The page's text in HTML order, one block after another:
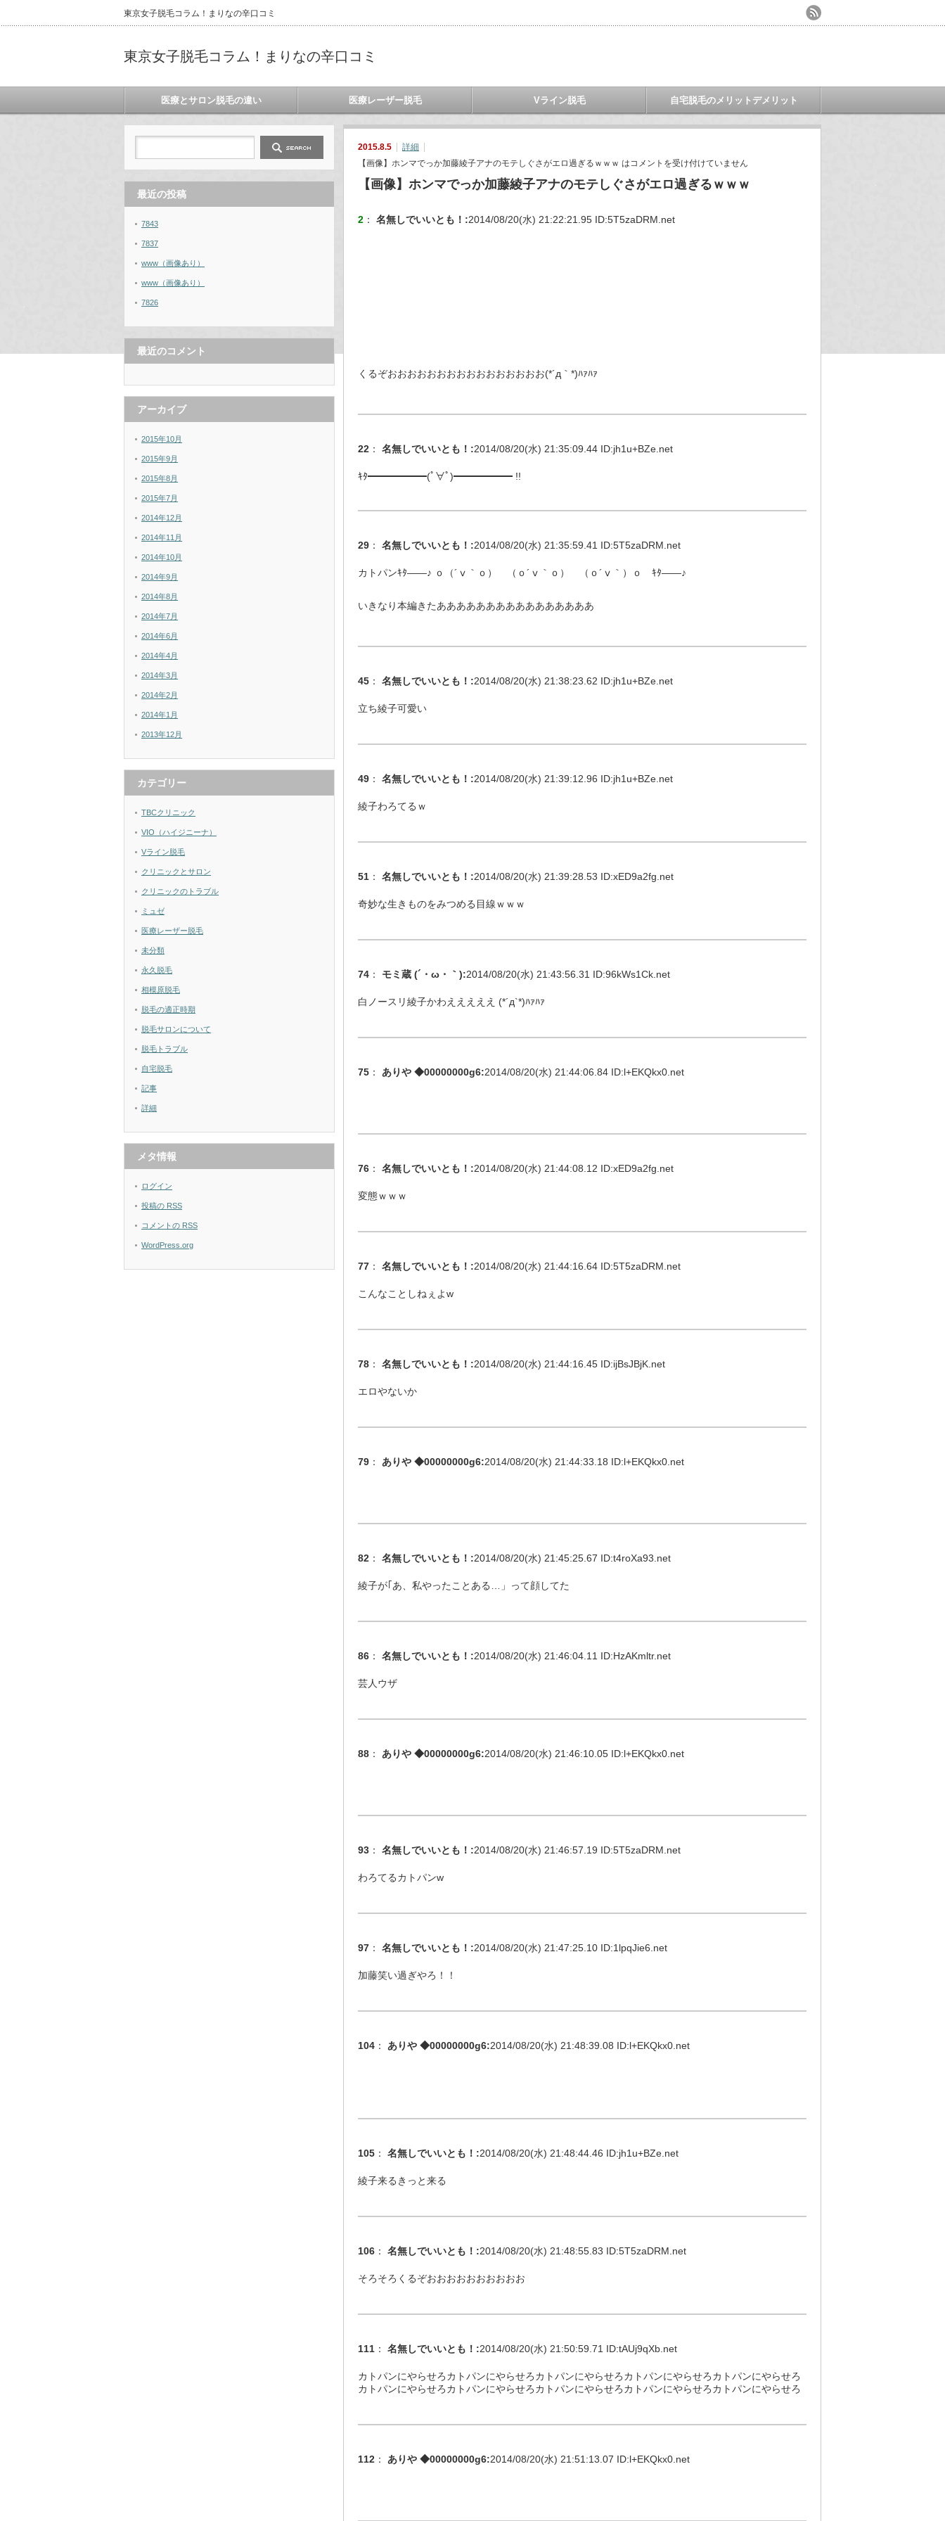
東京女子脱毛コラム！まりなの辛口コミ
東京女子脱毛コラム！まりなの辛口コミ
医療とサロン脱毛の違い 医療レーザー脱毛 Vライン脱毛 自宅脱毛のメリットデメリット
2015.8.5
詳細
【画像】ホンマでっか加藤綾子アナのモテしぐさがエロ過ぎるｗｗｗ はコメントを受け付けていません
【画像】ホンマでっか加藤綾子アナのモテしぐさがエロ過ぎるｗｗｗ
2 ： 名無しでいいとも！ :2014/08/20(水) 21:22:21.95 ID:5T5zaDRM.net
くるぞおおおおおおおおおおおおおおおお(*´д｀*)ﾊｧﾊｧ
22 ： 名無しでいいとも！ :2014/08/20(水) 21:35:09.44 ID:jh1u+BZe.net
ｷﾀ━━━━━━(ﾟ∀ﾟ)━━━━━━ !!
29 ： 名無しでいいとも！ :2014/08/20(水) 21:35:59.41 ID:5T5zaDRM.net
カトパンｷﾀ――♪ ｏ（´ⅴ｀ｏ） （ｏ´ⅴ｀ｏ） （ｏ´ⅴ｀）ｏ ｷﾀ――♪
いきなり本編きたああああああああああああああああ
45 ： 名無しでいいとも！ :2014/08/20(水) 21:38:23.62 ID:jh1u+BZe.net
立ち綾子可愛い
49 ： 名無しでいいとも！ :2014/08/20(水) 21:39:12.96 ID:jh1u+BZe.net
綾子わろてるｗ
51 ： 名無しでいいとも！ :2014/08/20(水) 21:39:28.53 ID:xED9a2fg.net
奇妙な生きものをみつめる目線ｗｗｗ
74 ： モミ蔵 (´・ω・｀):2014/08/20(水) 21:43:56.31 ID:96kWs1Ck.net
白ノースリ綾子かわえええええ (*´д`*)ﾊｧﾊｧ
75 ： ありや ◆00000000g6:2014/08/20(水) 21:44:06.84 ID:l+EKQkx0.net
76 ： 名無しでいいとも！ :2014/08/20(水) 21:44:08.12 ID:xED9a2fg.net
変態ｗｗｗ
77 ： 名無しでいいとも！ :2014/08/20(水) 21:44:16.64 ID:5T5zaDRM.net
こんなことしねぇよw
78 ： 名無しでいいとも！ :2014/08/20(水) 21:44:16.45 ID:ijBsJBjK.net
エロやないか
79 ： ありや ◆00000000g6:2014/08/20(水) 21:44:33.18 ID:l+EKQkx0.net
82 ： 名無しでいいとも！ :2014/08/20(水) 21:45:25.67 ID:t4roXa93.net
綾子が｢あ、私やったことある…」って顔してた
86 ： 名無しでいいとも！ :2014/08/20(水) 21:46:04.11 ID:HzAKmltr.net
芸人ウザ
88 ： ありや ◆00000000g6:2014/08/20(水) 21:46:10.05 ID:l+EKQkx0.net
93 ： 名無しでいいとも！ :2014/08/20(水) 21:46:57.19 ID:5T5zaDRM.net
わろてるカトパンw
97 ： 名無しでいいとも！ :2014/08/20(水) 21:47:25.10 ID:1lpqJie6.net
加藤笑い過ぎやろ！！
104 ： ありや ◆00000000g6:2014/08/20(水) 21:48:39.08 ID:l+EKQkx0.net
105 ： 名無しでいいとも！ :2014/08/20(水) 21:48:44.46 ID:jh1u+BZe.net
綾子来るきっと来る
106 ： 名無しでいいとも！ :2014/08/20(水) 21:48:55.83 ID:5T5zaDRM.net
そろそろくるぞおおおおおおおおおお
111 ： 名無しでいいとも！ :2014/08/20(水) 21:50:59.71 ID:tAUj9qXb.net
カトパンにやらせろカトパンにやらせろカトパンにやらせろカトパンにやらせろカトパンにやらせろ
カトパンにやらせろカトパンにやらせろカトパンにやらせろカトパンにやらせろカトパンにやらせろ
112 ： ありや ◆00000000g6:2014/08/20(水) 21:51:13.07 ID:l+EKQkx0.net
最近の投稿
7843
7837
www（画像あり）
www（画像あり）
7826
最近のコメント
アーカイブ
2015年10月
2015年9月
2015年8月
2015年7月
2014年12月
2014年11月
2014年10月
2014年9月
2014年8月
2014年7月
2014年6月
2014年4月
2014年3月
2014年2月
2014年1月
2013年12月
カテゴリー
TBCクリニック
VIO（ハイジニーナ）
Vライン脱毛
クリニックとサロン
クリニックのトラブル
ミュゼ
医療レーザー脱毛
未分類
永久脱毛
相模原脱毛
脱毛の適正時期
脱毛サロンについて
脱毛トラブル
自宅脱毛
記事
詳細
メタ情報
ログイン
投稿の RSS
コメントの RSS
WordPress.org